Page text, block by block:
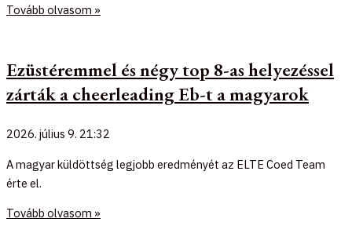
Tovább olvasom »
Ezüstéremmel és négy top 8-as helyezéssel
zárták a cheerleading Eb-t a magyarok
2026. július 9. 21:32
A magyar küldöttség legjobb eredményét az ELTE Coed Team
érte el.
Tovább olvasom »